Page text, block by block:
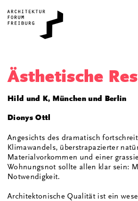
Ästhetische
Hild und K, München und Berlin
Dionys Ottl
Angesichts des dramatisch
Klimawandels, überstrapazierter
Materialvorkommen und einer
Wohnungsnot sollte allen klar sein:
Notwendigkeit.
Architektonische Qualität ist ein